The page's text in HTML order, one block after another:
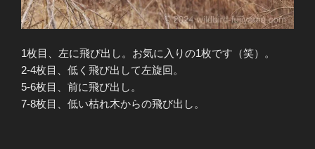
1枚目、左に飛び出し。お気に入りの1枚です（笑）。
2-4枚目、低く飛び出して左旋回。
5-6枚目、前に飛び出し。
7-8枚目、低い枯れ木からの飛び出し。